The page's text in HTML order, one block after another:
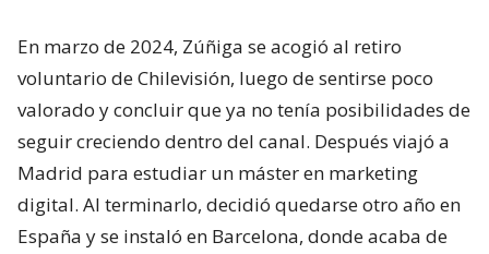
En marzo de 2024, Zúñiga se acogió al retiro
voluntario de Chilevisión, luego de sentirse poco
valorado y concluir que ya no tenía posibilidades de
seguir creciendo dentro del canal. Después viajó a
Madrid para estudiar un máster en marketing
digital. Al terminarlo, decidió quedarse otro año en
España y se instaló en Barcelona, donde acaba de